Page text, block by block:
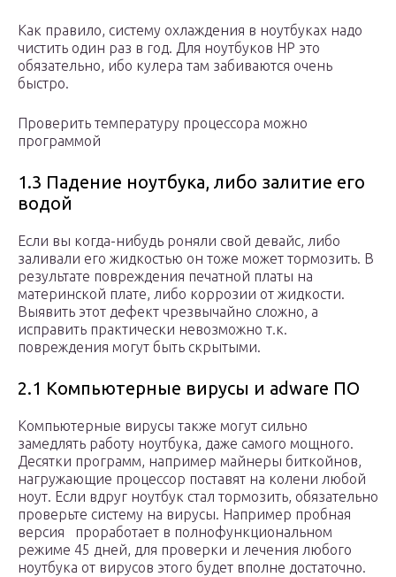
Как правило, систему охлаждения в ноутбуках надо
чистить один раз в год. Для ноутбуков HP это
обязательно, ибо кулера там забиваются очень
быстро.
Проверить температуру процессора можно
программой
1.3 Падение ноутбука, либо залитие его
водой
Если вы когда-нибудь роняли свой девайс, либо
заливали его жидкостью он тоже может тормозить. В
результате повреждения печатной платы на
материнской плате, либо коррозии от жидкости.
Выявить этот дефект чрезвычайно сложно, а
исправить практически невозможно т.к.
повреждения могут быть скрытыми.
2.1 Компьютерные вирусы и adware ПО
Компьютерные вирусы также могут сильно
замедлять работу ноутбука, даже самого мощного.
Десятки программ, например майнеры биткойнов,
нагружающие процессор поставят на колени любой
ноут. Если вдруг ноутбук стал тормозить, обязательно
проверьте систему на вирусы. Например пробная
версия проработает в полнофункциональном
режиме 45 дней, для проверки и лечения любого
ноутбука от вирусов этого будет вполне достаточно.